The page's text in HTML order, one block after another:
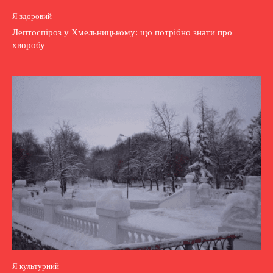
Я здоровий
Лептоспіроз у Хмельницькому: що потрібно знати про
хворобу
Я культурний